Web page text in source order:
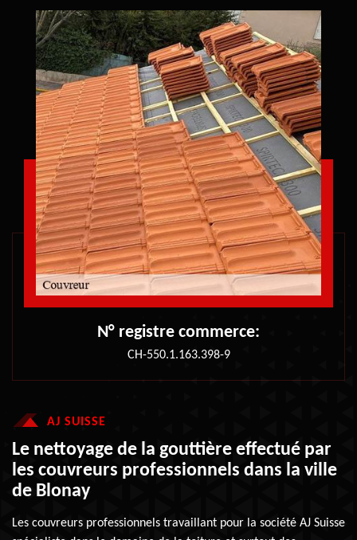
N° registre commerce:
CH-550.1.163.398-9
AJ SUISSE
Le nettoyage de la gouttière effectué par
les couvreurs professionnels dans la ville
de Blonay
Les couvreurs professionnels travaillant pour la société AJ Suisse